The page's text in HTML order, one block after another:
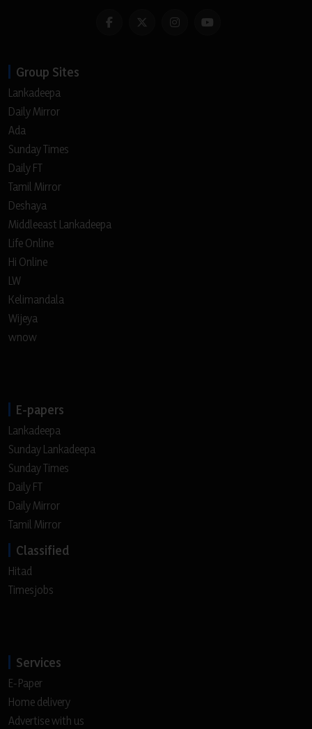
Group Sites
Lankadeepa
Daily Mirror
Ada
Sunday Times
Daily FT
Tamil Mirror
Deshaya
Middleeast Lankadeepa
Life Online
Hi Online
LW
Kelimandala
Wijeya
wnow
E-papers
Lankadeepa
Sunday Lankadeepa
Sunday Times
Daily FT
Daily Mirror
Tamil Mirror
Classified
Hitad
Timesjobs
Services
E-Paper
Home delivery
Advertise with us